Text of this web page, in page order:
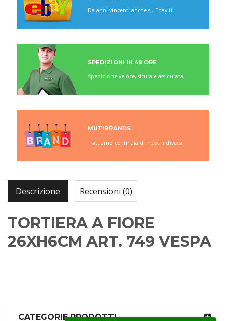
CATEGORIE PRODOTTI
Da anni vincenti anche su Ebay.it
SPEDIZIONI IN 48 ORE
Spedizione veloce, sicura e assicurata!
MUTIBRANDS
Trattiamo centinaia di marchi diversi.
Descrizione Recensioni (0)
TORTIERA A FIORE
26XH6CM ART. 749 VESPA